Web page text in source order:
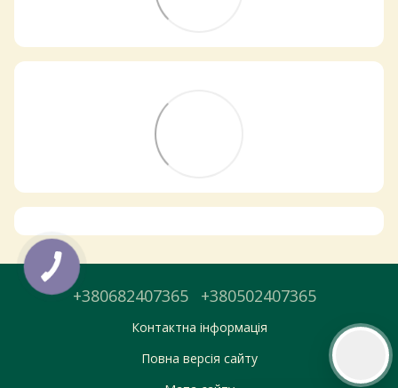
+380682407365 +380502407365
Контактна інформація
Повна версія сайту
Тепер онлайн-замовлення можна
безкоштовно
магазин і забрати у зручний час 💚
Перейти до оформлення
День доставки обираєте під час оформлення.